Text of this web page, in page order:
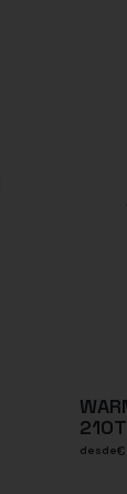
210T
desde€